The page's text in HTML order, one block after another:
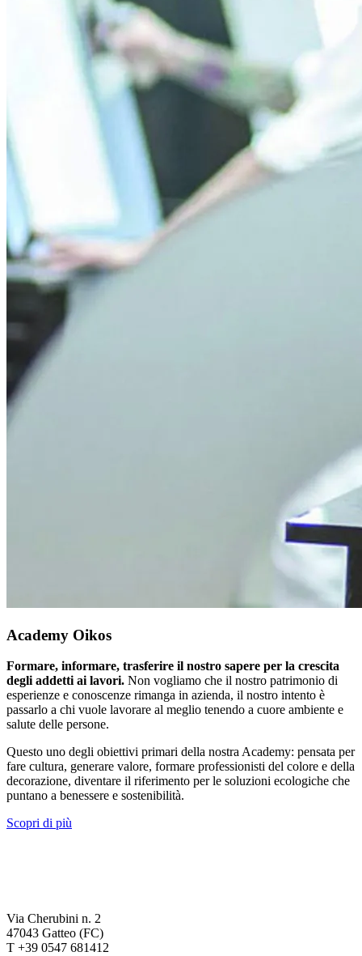
Academy Oikos
Formare, informare, trasferire il nostro sapere per la crescita
degli addetti ai lavori. Non vogliamo che il nostro patrimonio di
esperienze e conoscenze rimanga in azienda, il nostro intento è
passarlo a chi vuole lavorare al meglio tenendo a cuore ambiente e
salute delle persone.
Questo uno degli obiettivi primari della nostra Academy: pensata per
fare cultura, generare valore, formare professionisti del colore e della
decorazione, diventare il riferimento per le soluzioni ecologiche che
puntano a benessere e sostenibilità.
Scopri di più
Via Cherubini n. 2
47043 Gatteo (FC)
T +39 0547 681412